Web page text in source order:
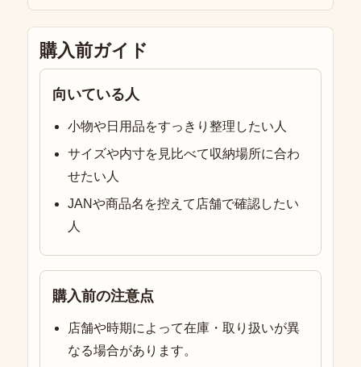
購入前ガイド
向いている人
小物や日用品をすっきり整理したい人
サイズや内寸を見比べて収納場所に合わ
せたい人
JANや商品名を控えて店舗で確認したい
人
購入前の注意点
店舗や時期によって在庫・取り扱いが異
なる場合があります。